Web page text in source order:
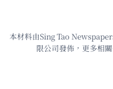
本材料由Sing Tao
限公司發佈，更多相